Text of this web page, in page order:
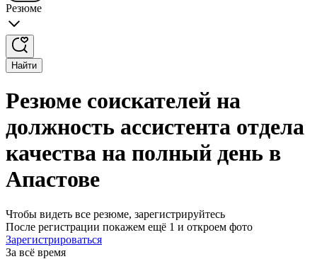
Резюме
Найти
Резюме соискателей на
должность ассистента отдела
качества на полный день в
Апастове
Чтобы видеть все резюме, зарегистрируйтесь
После регистрации покажем ещё 1 и откроем фото
Зарегистрироваться
За всё время